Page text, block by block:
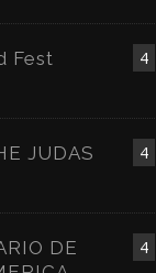
4
Fest
4
JUDAS
4
DE